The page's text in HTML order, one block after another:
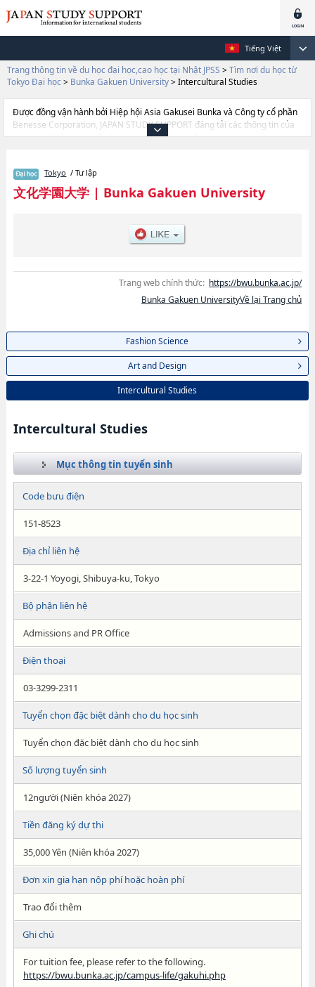
Tiếng Việt
Trang thông tin về du học đại học,cao học tại Nhật JPSS > Tìm nơi du học từ
Tokyo Đại học > Bunka Gakuen University> Intercultural Studies
Được đồng vận hành bởi Hiệp hội Asia Gakusei Bunka và Công ty cổ phần
Benesse Corporation, JAPAN STUDY SUPPORT đăng tải các thông tin của
khoảng 1.300 trường đại học, cao học, trường đại học ngắn hạn, trường
thông tin cần thiết dành cho du học sinh, như là về các Ngành Fashion
SciencehoặcNgành Art and DesignhoặcNgành Intercultural Studies, thông
tin về từng ngành học, thông tin liên quan đến thi tuyển như số lượng
Tokyo / Tư lập
文化学園大学| Bunka Gakuen University
Trang web chính thức: https://bwu.bunka.ac.jp/
Bunka Gakuen UniversityVề lại Trang chủ
Fashion Science
Art and Design
Intercultural Studies
Intercultural Studies
Mục thông tin tuyển sinh
Code bưu điện
151-8523
Địa chỉ liên hệ
3-22-1 Yoyogi, Shibuya-ku, Tokyo
Bộ phận liên hệ
Admissions and PR Office
Điện thoại
03-3299-2311
Tuyển chọn đặc biệt dành cho du học sinh
Tuyển chọn đặc biệt dành cho du học sinh
Số lượng tuyển sinh
12người (Niên khóa 2027)
Tiền đăng ký dự thi
35,000 Yên (Niên khóa 2027)
Đơn xin gia hạn nộp phí hoặc hoàn phí
Trao đổi thêm
Ghi chú
For tuition fee, please refer to the following.
https://bwu.bunka.ac.jp/campus-life/gakuhi.php